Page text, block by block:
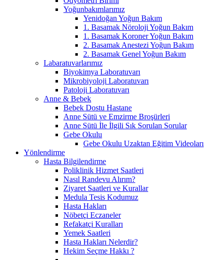
Yoğunbakımlarımız
Yenidoğan Yoğun Bakım
1. Basamak Nöroloji Yoğun Bakım
1. Basamak Koroner Yoğun Bakım
2. Basamak Anestezi Yoğun Bakım
2. Basamak Genel Yoğun Bakım
Labaratuvarlarımız
Biyokimya Laboratuvarı
Mikrobiyoloji Laboratuvarı
Patoloji Laboratuvarı
Anne & Bebek
Bebek Dostu Hastane
Anne Sütü ve Emzirme Broşürleri
Anne Sütü İle İlgili Sık Sorulan Sorular
Gebe Okulu
Gebe Okulu Uzaktan Eğitim Videoları
Yönlendirme
Hasta Bilgilendirme
Poliklinik Hizmet Saatleri
Nasıl Randevu Alırım?
Ziyaret Saatleri ve Kurallar
Medula Tesis Kodumuz
Hasta Hakları
Nöbetçi Eczaneler
Refakatçi Kuralları
Yemek Saatleri
Hasta Hakları Nelerdir?
Hekim Seçme Hakkı ?